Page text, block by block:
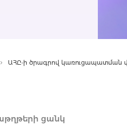
ԱՀԸ-ի ծրագրով կառուցապատման
ցանկ